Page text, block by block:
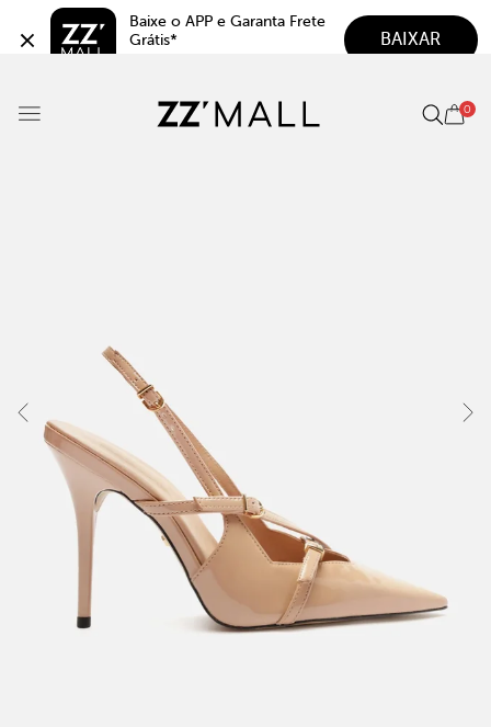
Baixe o APP e Garanta Frete
Grátis*
BAIXAR
0